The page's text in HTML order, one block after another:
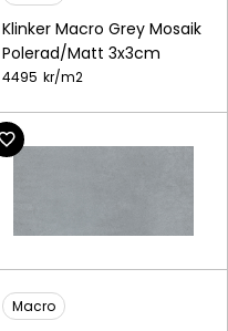
Klinker Macro Grey Mosaik
Polerad/Matt 3x3cm
4495 kr/m2
Macro